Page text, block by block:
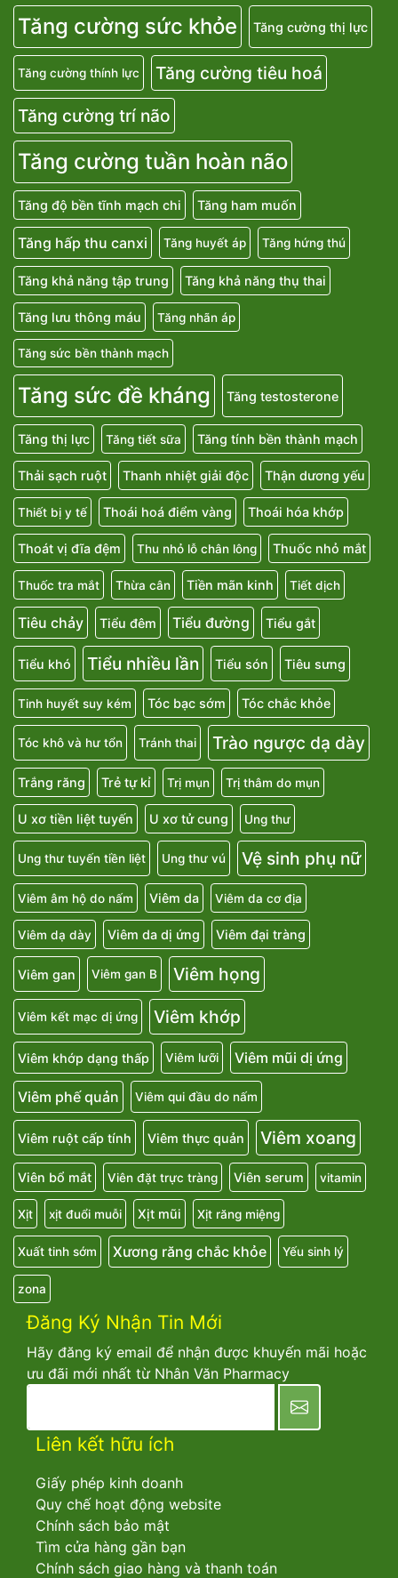
Tăng cường sức khỏe Tăng cường thị lực
Tăng cường thính lực
Tăng cường tiêu hoá
Tăng cường trí não
Tăng cường tuần hoàn não
Tăng độ bền tĩnh mạch chi Tăng ham muốn
Tăng hấp thu canxi Tăng huyết áp Tăng hứng thú
Tăng khả năng tập trung Tăng khả năng thụ thai
Tăng lưu thông máu Tăng nhãn áp
Tăng sức bền thành mạch
Tăng sức đề kháng Tăng testosterone
Tăng thị lực Tăng tiết sữa Tăng tính bền thành mạch
Thải sạch ruột Thanh nhiệt giải độc Thận dương yếu
Thiết bị y tế Thoái hoá điểm vàng Thoái hóa khớp
Thoát vị đĩa đệm Thu nhỏ lỗ chân lông Thuốc nhỏ mắt
Thuốc tra mắt Thừa cân Tiền mãn kinh Tiết dịch
Tiêu chảy Tiểu đêm Tiểu đường Tiểu gắt
Tiểu khó Tiểu nhiều lần Tiểu són Tiêu sưng
Tinh huyết suy kém Tóc bạc sớm Tóc chắc khỏe
Tóc khô và hư tổn Tránh thai Trào ngược dạ dày
Trắng răng Trẻ tự kỉ Trị mụn Trị thâm do mụn
U xơ tiền liệt tuyến U xơ tử cung Ung thư
Ung thư tuyến tiền liệt Ung thư vú Vệ sinh phụ nữ
Viêm âm hộ do nấm Viêm da Viêm da cơ địa
Viêm dạ dày Viêm da dị ứng Viêm đại tràng
Viêm gan Viêm gan B Viêm họng
Viêm kết mạc dị ứng Viêm khớp
Viêm khớp dạng thấp Viêm lưỡi Viêm mũi dị ứng
Viêm phế quản Viêm qui đầu do nấm
Viêm ruột cấp tính Viêm thực quản Viêm xoang
Viên bổ mắt Viên đặt trực tràng Viên serum vitamin
Xịt xịt đuổi muỗi Xịt mũi Xịt răng miệng
Xuất tinh sớm Xương răng chắc khỏe Yếu sinh lý
zona
Đăng Ký Nhận Tin Mới
Hãy đăng ký email để nhận được khuyến mãi hoặc
ưu đãi mới nhất từ Nhân Văn Pharmacy
Liên kết hữu ích
Giấy phép kinh doanh
Quy chế hoạt động website
Chính sách bảo mật
Tìm cửa hàng gần bạn
Chính sách giao hàng và thanh toán